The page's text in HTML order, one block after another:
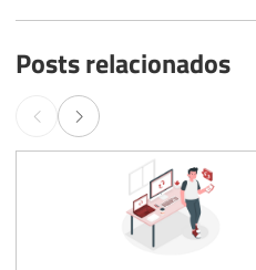
Posts relacionados